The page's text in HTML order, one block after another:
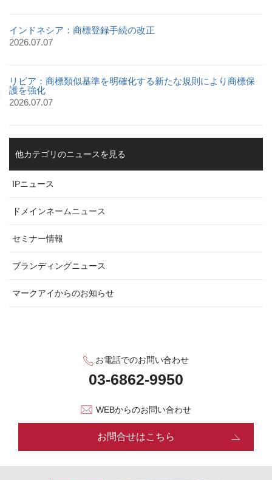
インドネシア：商標登録手続の改正
2026.07.07
リビア：商標類似基準を明確化する新たな規則により商標保
護を強化
2026.07.07
他カテゴリのニュースを見る
IPニュース
ドメインネームニュース
セミナー情報
ブランディングニュース
マークアイからのお知らせ
お電話でのお問い合わせ
WEBからのお問い合わせ
お問合せはこちら